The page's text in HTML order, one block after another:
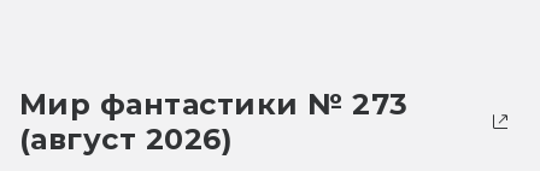
Мир фантастики № 273
(август 2026)